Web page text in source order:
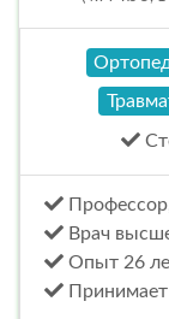
Врач
Опыт 26